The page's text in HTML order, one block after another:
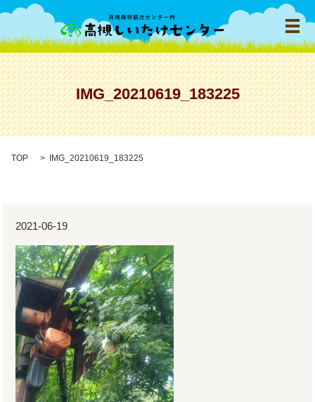
メ
IMG_20210619_183225
TOP IMG_20210619_183225
2021-06-19